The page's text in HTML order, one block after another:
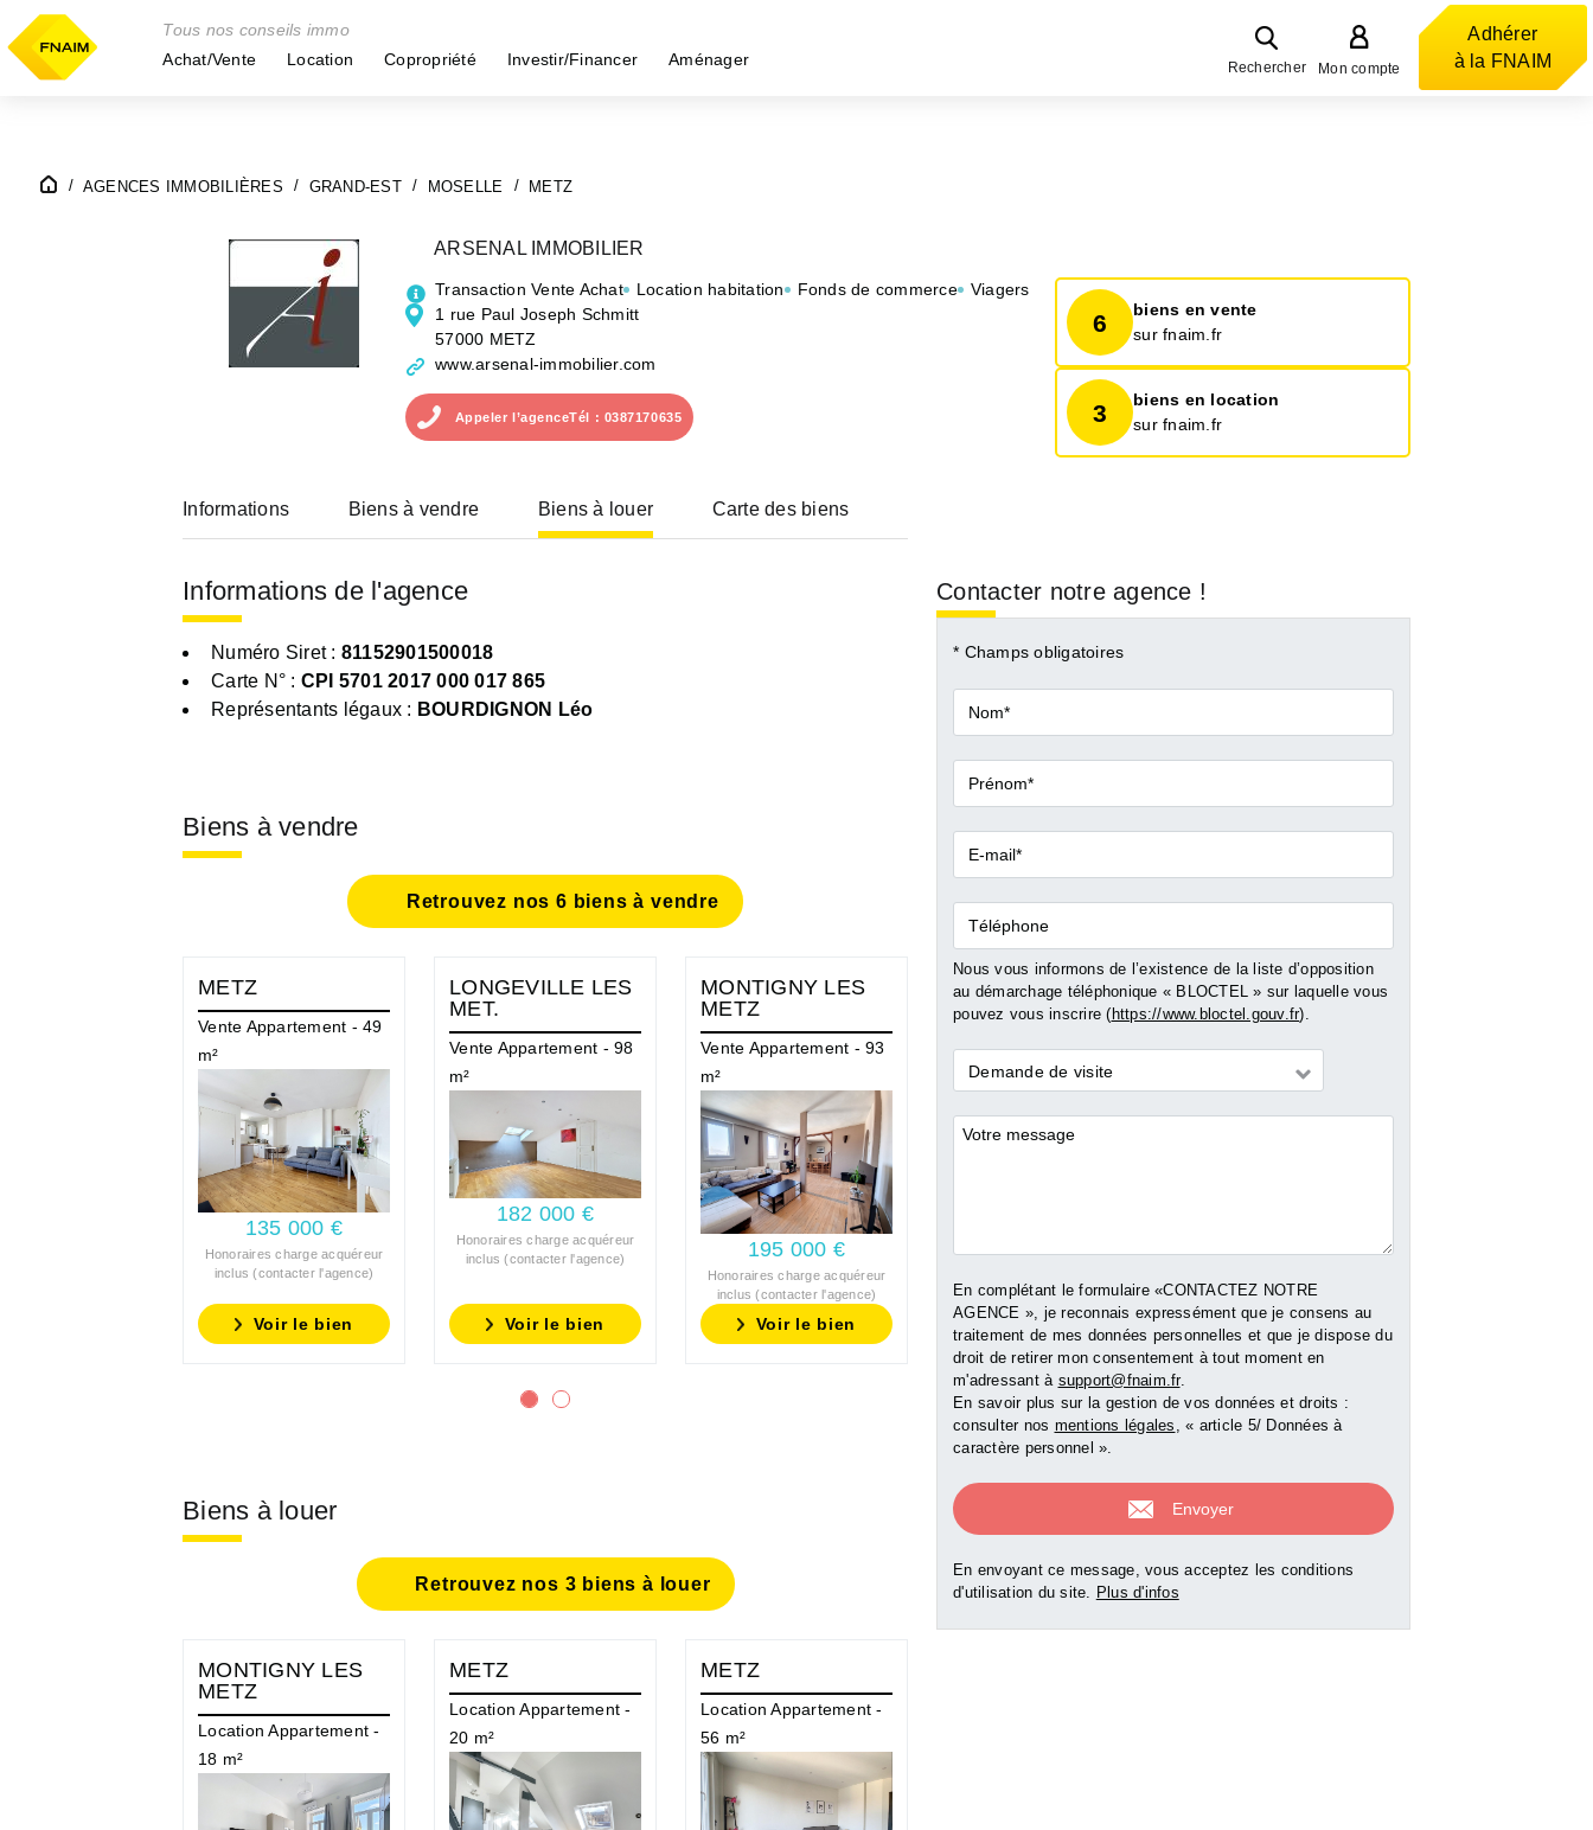
Tous nos conseils immo
Achat/Vente
Location Copropriété Investir/Financer Aménager Rechercher Mon compte
Adhérer
à la FNAIM
AGENCES IMMOBILIÈRES GRAND-EST MOSELLE METZ
ARSENAL IMMOBILIER
Transaction Vente Achat Location habitation Fonds de commerce
Viagers
1 rue Paul Joseph Schmitt
57000 METZ
www.arsenal-immobilier.com
Appeler l’agenceTél : 0387170635
6
biens en vente
sur fnaim.fr
3
biens en location
sur fnaim.fr
Informations Biens à vendre Biens à louer Carte des biens
Informations de l'agence
Numéro Siret : 81152901500018
Carte N° : CPI 5701 2017 000 017 865
Représentants légaux : BOURDIGNON Léo
Biens à vendre
Retrouvez nos 6 biens à vendre
METZ
Vente Appartement - 49
m²
135 000 €
Honoraires charge acquéreur
inclus (contacter l'agence)
Voir le bien
LONGEVILLE LES
MET.
Vente Appartement - 98
m²
182 000 €
Honoraires charge acquéreur
inclus (contacter l'agence)
Voir le bien
MONTIGNY LES
METZ
Vente Appartement - 93
m²
195 000 €
Honoraires charge acquéreur
inclus (contacter l'agence)
Voir le bien
BATILLY
Vente Maison - 88 m²
Voir le bien
WOIPPY
Vente Maison - 89 m²
Honoraires charge acquéreur
Voir le bien
Biens à louer
Retrouvez nos 3 biens à louer
MONTIGNY LES
METZ
Location Appartement -
18 m²
METZ
Location Appartement -
20 m²
METZ
Location Appartement -
56 m²
Contacter notre agence !
* Champs obligatoires
Nom*
Prénom*
E-
mail*
Téléphone
Nous vous informons de l’existence de la liste d’opposition
au démarchage téléphonique « BLOCTEL » sur laquelle vous
pouvez vous inscrire (https://www.bloctel.gouv.fr).
Demande
*
Demande de visite
Commentaires
En complétant le formulaire «CONTACTEZ NOTRE
AGENCE », je reconnais expressément que je consens au
traitement de mes données personnelles et que je dispose du
droit de retirer mon consentement à tout moment en
m'adressant à support@fnaim.fr.
En savoir plus sur la gestion de vos données et droits :
consulter nos mentions légales , « article 5/ Données à
caractère personnel ».
En envoyant ce message, vous acceptez les conditions
d'utilisation du site. Plus d'infos